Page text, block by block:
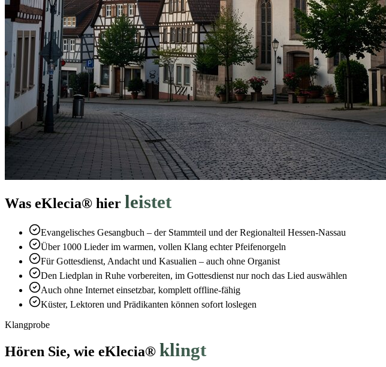
Was eKlecia® hier leistet
Evangelisches Gesangbuch – der Stammteil und der Regionalteil Hessen-Nassau
Über 1000 Lieder im warmen, vollen Klang echter Pfeifenorgeln
Für Gottesdienst, Andacht und Kasualien – auch ohne Organist
Den Liedplan in Ruhe vorbereiten, im Gottesdienst nur noch das Lied auswählen
Auch ohne Internet einsetzbar, komplett offline-fähig
Küster, Lektoren und Prädikanten können sofort loslegen
Klangprobe
Hören Sie, wie eKlecia® klingt